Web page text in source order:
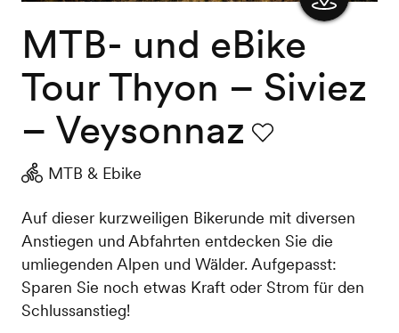
MTB- und eBike
Tour Thyon – Siviez
– Veysonnaz
MTB & Ebike
Auf dieser kurzweiligen Bikerunde mit diversen
Anstiegen und Abfahrten entdecken Sie die
umliegenden Alpen und Wälder. Aufgepasst:
Sparen Sie noch etwas Kraft oder Strom für den
Schlussanstieg!